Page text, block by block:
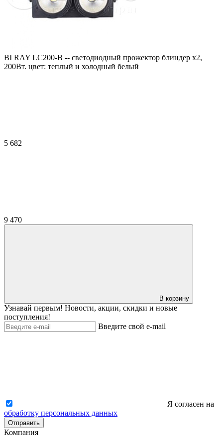
BI RAY LC200-B -- cветодиодный прожектор блиндер х2,
200Вт. цвет: теплый и холодный белый
5 682
9 470
В корзину
Узнавай первым! Новости, акции, скидки и новые
поступления!
Введите свой e-mail
Я согласен на
обработку персональных данных
Отправить
Компания